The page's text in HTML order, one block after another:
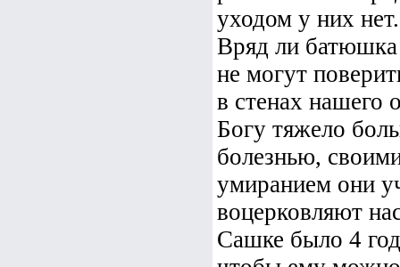
уходом у них
Вряд ли батюшка
не могут
в стенах нашего
Богу тяжело
болезнью,
умиранием они
воцерковляют
Сашке было 4